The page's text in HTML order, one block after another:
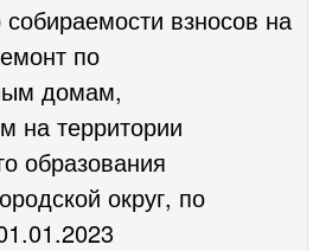
взносов на
по
домам,
на территории
образования
округ, по